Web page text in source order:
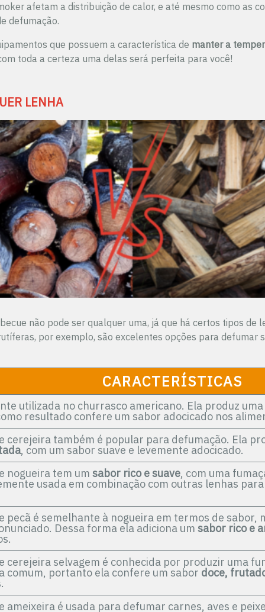
afetam a distribuição de calor, e até mesmo como as
defumação.
que possuem a característica de manter a
toda a certeza uma delas será perfeita para você!
LENHA
não pode ser qualquer uma, já que há certos tipos de
por exemplo, são excelentes opções para defumar
CARACTERÍSTICAS
utilizada no churrasco americano. Ela produz
resultado confere um sabor adocicado nos
cerejeira também é popular para defumação. Ela
, com um sabor suave e levemente adocicado.
nogueira tem um sabor rico e suave, com uma
usada em combinação com outras lenhas
pecã é semelhante à nogueira em termos de sabor,
Dessa forma ela adiciona um sabor rico e
cerejeira selvagem é conhecida por produzir uma
comum, portanto ela confere um sabor doce,
ameixeira é usada para defumar carnes, aves e